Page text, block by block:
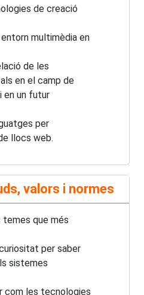
de creació
multimèdia en
de les
en el camp de
en un futur
per
llocs web.
valors i normes
temes que més
per saber
sistemes
com les tecnologies